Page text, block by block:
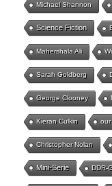
Michael Shannon
Science Fiction
Mahershala Ali
Sarah Goldberg
George Clooney
Kieran Culkin
Christopher Nolan
Mini-Serie DDR-